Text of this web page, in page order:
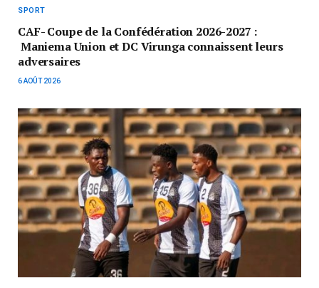
SPORT
CAF- Coupe de la Confédération 2026-2027 :
Maniema Union et DC Virunga connaissent leurs
adversaires
6 AOÛT 2026